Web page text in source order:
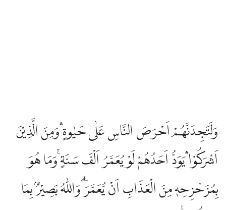
وَلَتَجِدَنَّهُمْ اَحْرَصَ النَّاسِ عَلٰى حَيٰوةٍ ۛوَمِنَ الَّذِيْنَ
اَشْرَكُوْا ۛيَوَدُّ اَحَدُهُمْ لَوْ يُعَمَّرُ اَلْفَ سَنَةٍۚ وَمَا هُوَ
بِمُزَحْزِحِهٖ مِنَ الْعَذَابِ اَنْ يُّعَمَّرَۗ وَاللّٰهُ بَصِيْرٌۢ بِمَا